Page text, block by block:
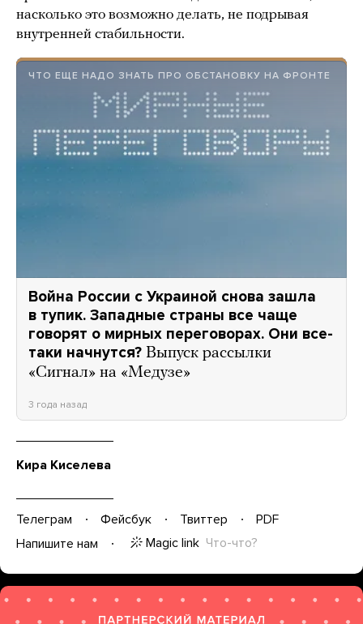
насколько это возможно делать, не подрывая
внутренней стабильности.
ЧТО ЕЩЕ НАДО ЗНАТЬ ПРО ОБСТАНОВКУ НА ФРОНТЕ
Война России с Украиной снова зашла
в тупик. Западные страны все чаще
говорят о мирных переговорах. Они все-
таки начнутся? Выпуск рассылки
«Сигнал» на «Медузе»
3 года назад
Кира Киселева
Телеграм Фейсбук Твиттер
PDF
Напишите нам
Magic link Что-что?